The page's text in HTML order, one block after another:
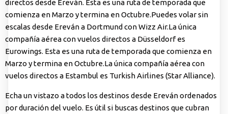
directos desde Ereván. Esta es una ruta de temporada que
comienza en Marzo y termina en Octubre.Puedes volar sin
escalas desde Ereván a Dortmund con Wizz Air.La única
compañía aérea con vuelos directos a Düsseldorf es
Eurowings. Esta es una ruta de temporada que comienza en
Marzo y termina en Octubre.La única compañía aérea con
vuelos directos a Estambul es Turkish Airlines (Star Alliance).
Echa un vistazo a todos los destinos desde Ereván ordenados
por duración del vuelo. Es útil si buscas destinos que cubran